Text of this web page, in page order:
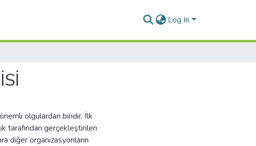
Log In
olgulardan biridir. İlk
tarafından gerçekleştirilen
diğer organizasyonların